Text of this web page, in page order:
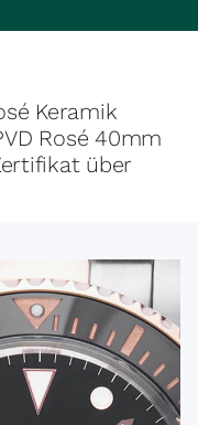
Keramik
Rosé 40mm
über